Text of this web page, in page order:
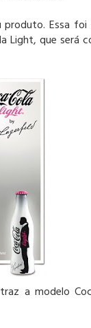
Essa foi
Light, que será
a modelo